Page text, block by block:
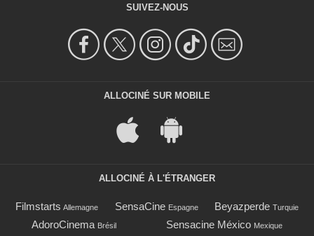
SUIVEZ-NOUS
ALLOCINÉ SUR MOBILE
ALLOCINÉ À L'ÉTRANGER
Filmstarts Allemagne SensaCine Espagne Beyazperde Turquie
AdoroCinema Brésil Sensacine México Mexique